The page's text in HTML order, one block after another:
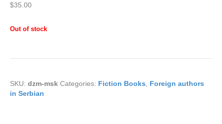
$35.00
Out of stock
SKU: dzm-msk Categories: Fiction Books
Foreign authors
in Serbian